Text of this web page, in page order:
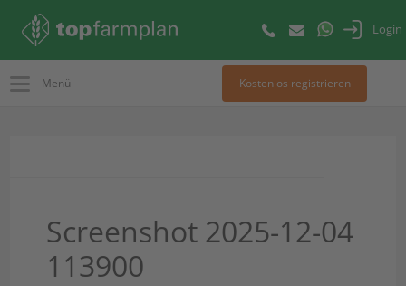
Login
Menü Kostenlos registrieren
Screenshot 2025-12-04
113900